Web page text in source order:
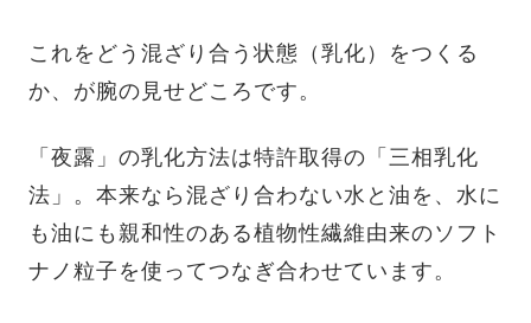
これをどう混ざり合う状態（乳化）をつくる
か、が腕の見せどころです。
「夜露」の乳化方法は特許取得の「三相乳化
法」。本来なら混ざり合わない水と油を、水に
も油にも親和性のある植物性繊維由来のソフト
ナノ粒子を使ってつなぎ合わせています。